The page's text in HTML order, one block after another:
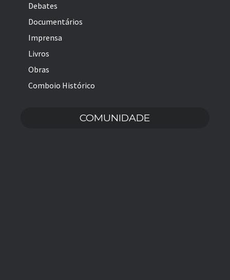
Debates
Documentários
Imprensa
Livros
Obras
Comboio Histórico
COMUNIDADE